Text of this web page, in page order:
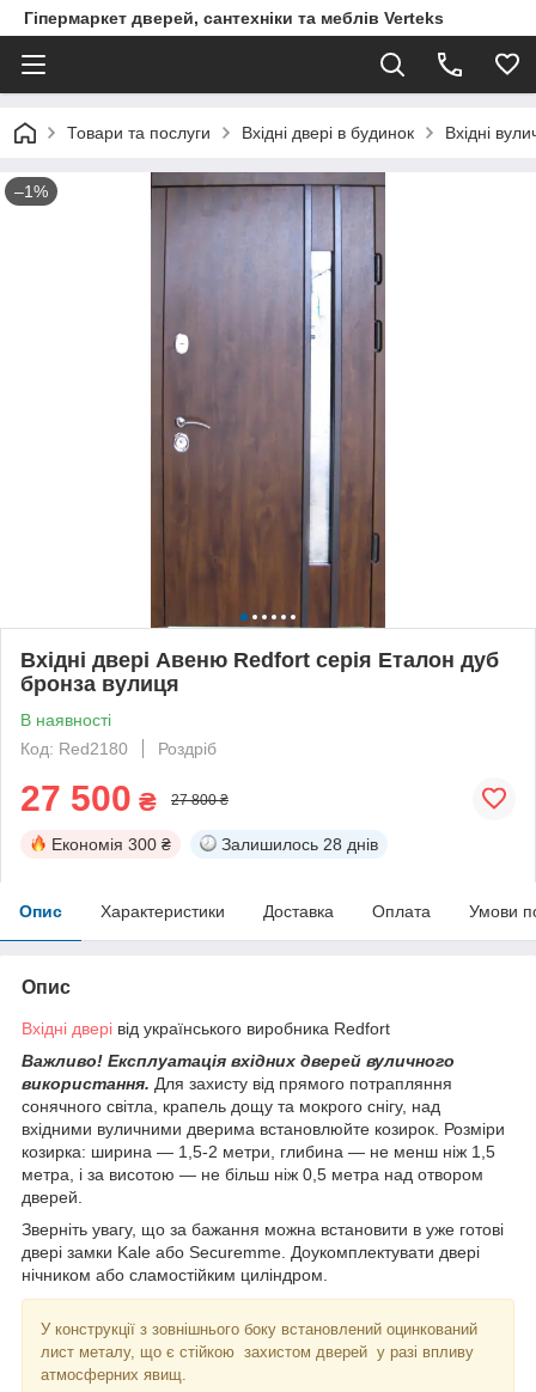
Гіпермаркет дверей, сантехніки та меблів Verteks
Товари та послуги Вхідні двері в будинок Вхідні
–1%
Вхідні двері Авеню Redfort серія Еталон дуб
бронза вулиця
В наявності
Код: Red2180
Роздріб
27 500 ₴ 27 800 ₴
Економія 300 ₴ Залишилось 28 днів
Опис Характеристики Доставка Оплата Умови
Опис
Вхідні двері від українського виробника Redfort
Важливо! Експлуатація вхідних дверей вуличного
використання. Для захисту від прямого потрапляння
сонячного світла, крапель дощу та мокрого снігу, над
вхідними вуличними дверима встановлюйте козирок. Розміри
козирка: ширина — 1,5-2 метри, глибина — не менш ніж 1,5
метра, і за висотою — не більш ніж 0,5 метра над отвором
дверей.
Зверніть увагу, що за бажання можна встановити в уже готові
двері замки Kale або Securemme. Доукомплектувати двері
нічником або сламостійким циліндром.
У конструкції з зовнішнього боку встановлений оцинкований
лист металу, що є стійкою захистом дверей у разі впливу
атмосферних явищ.